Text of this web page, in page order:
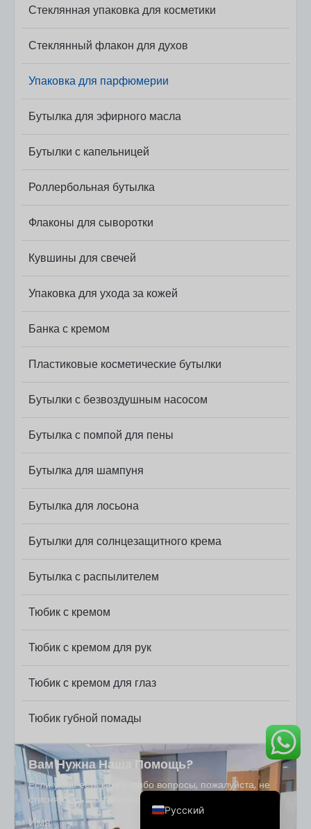
Стеклянная упаковка для косметики
Стеклянный флакон для духов
Упаковка для парфюмерии
Бутылка для эфирного масла
Бутылки с капельницей
Роллербольная бутылка
Флаконы для сыворотки
Кувшины для свечей
Упаковка для ухода за кожей
Банка с кремом
Пластиковые косметические бутылки
Бутылки с безвоздушным насосом
Бутылка с помпой для пены
Бутылка для шампуня
Бутылка для лосьона
Бутылки для солнцезащитного крема
Бутылка с распылителем
Тюбик с кремом
Тюбик с кремом для рук
Тюбик с кремом для глаз
Тюбик губной помады
Вам Нужна Наша Помощь?
Если у вас есть какие-либо вопросы, пожалуйста, не
стесняйтесь связаться с нами, оставив сообщение.
Имя
Русский
English
Español de Argentina